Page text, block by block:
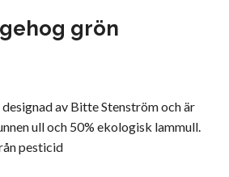
grön
av Bitte Stenström och är
ull och 50% ekologisk lammull.
pesticid